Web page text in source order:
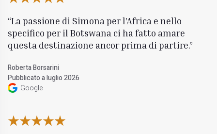
La passione di Simona per l'Africa e nello
specifico per il Botswana ci ha fatto amare
questa destinazione ancor prima di partire.
Roberta Borsarini
Pubblicato a luglio 2026
Google